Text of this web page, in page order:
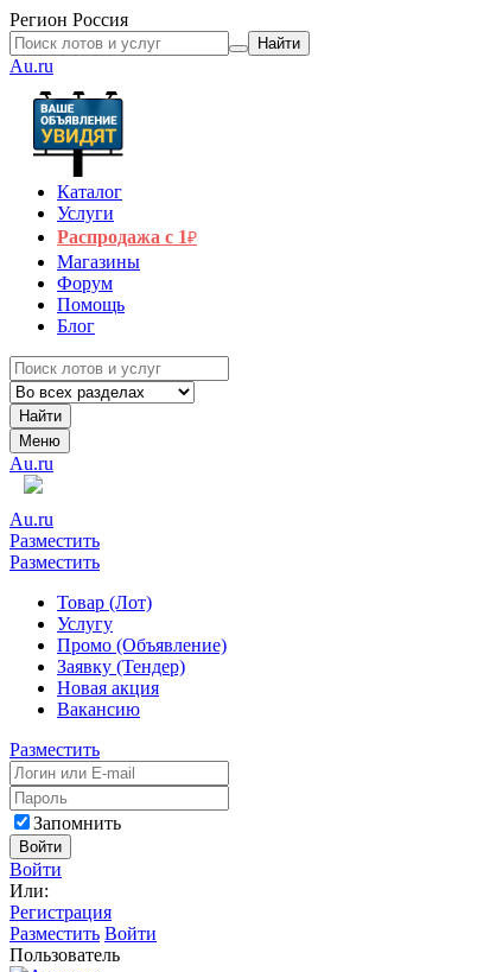
Регион Россия
Найти
Au.ru
Каталог
Услуги
Распродажа с 1₽
Магазины
Форум
Помощь
Блог
Найти
Меню
Au.ru
Au.ru
Разместить
Разместить
Товар (Лот)
Услугу
Промо (Объявление)
Заявку (Тендер)
Новая акция
Вакансию
Разместить
Запомнить
Войти
Войти
Или:
Регистрация
Разместить Войти
Пользователь